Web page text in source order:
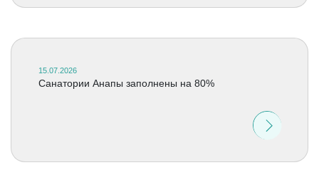
15.07.2026
Санатории Анапы заполнены на 80%